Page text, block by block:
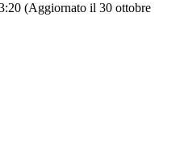
(Aggiornato il 30 ottobre